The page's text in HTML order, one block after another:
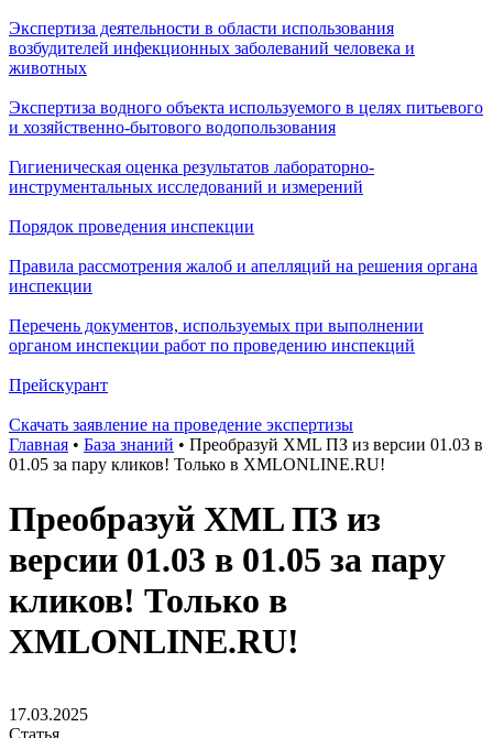
Экспертиза деятельности в области использования
возбудителей инфекционных заболеваний человека и
животных
Экспертиза водного объекта используемого в целях питьевого
и хозяйственно-бытового водопользования
Гигиеническая оценка результатов лабораторно-
инструментальных исследований и измерений
Порядок проведения инспекции
Правила рассмотрения жалоб и апелляций на решения органа
инспекции
Перечень документов, используемых при выполнении
органом инспекции работ по проведению инспекций
Прейскурант
Скачать заявление на проведение экспертизы
Главная • База знаний • Преобразуй XML ПЗ из версии 01.03 в
01.05 за пару кликов! Только в XMLONLINE.RU!
Преобразуй XML ПЗ из
версии 01.03 в 01.05 за пару
кликов! Только в
XMLONLINE.RU!
17.03.2025
Статья